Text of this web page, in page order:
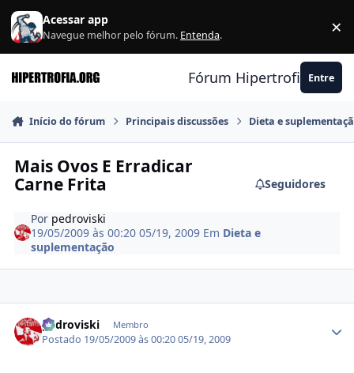
Ir para conteúdo
Acessar app
Navegue melhor pelo fórum. Entenda. ×
Fórum Hipertrofia.org
Entre
Início do fórum Principais discussões Dieta e
Mais Ovos E Erradicar
Carne Frita
Seguidores
Por pedroviski
19/05/2009 às 00:2005/19, 2009 Em Dieta e
suplementação
pedroviski Membro
Postado 19/05/2009 às 00:2005/19, 2009